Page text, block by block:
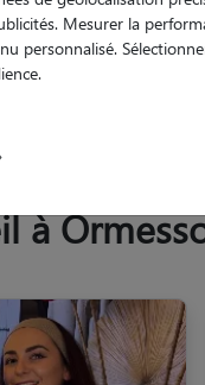
à
Mesurer la
personnalisé.